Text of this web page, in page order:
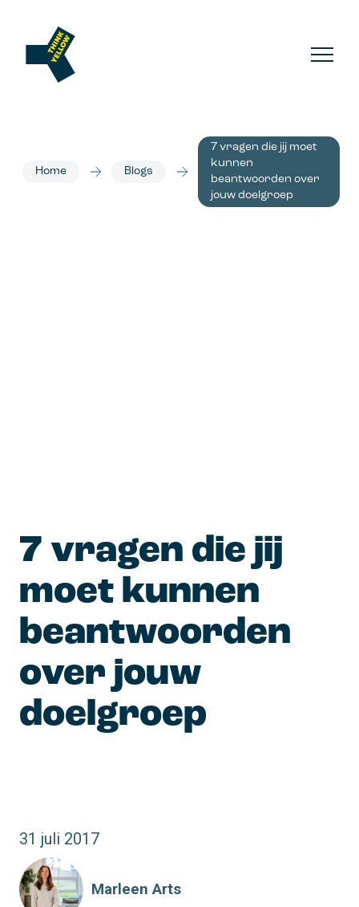
Home Blogs
7 vragen die jij moet
kunnen
beantwoorden over
jouw doelgroep
7 vragen die jij
moet kunnen
beantwoorden
over jouw
doelgroep
31 juli 2017
Marleen Arts